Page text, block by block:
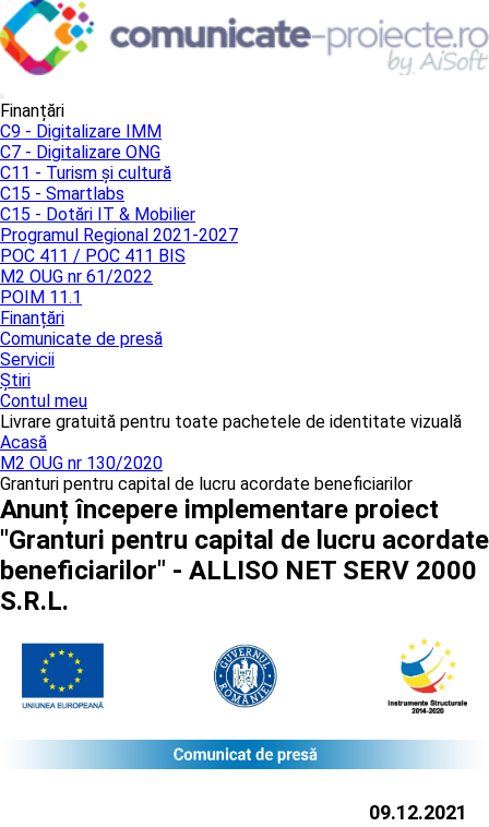
Finanțări
C9 - Digitalizare IMM
C7 - Digitalizare ONG
C11 - Turism și cultură
C15 - Smartlabs
C15 - Dotări IT & Mobilier
Programul Regional 2021-2027
POC 411 / POC 411 BIS
M2 OUG nr 61/2022
POIM 11.1
Finanțări
Comunicate de presă
Servicii
Știri
Contul meu
Livrare gratuită pentru toate pachetele de identitate vizuală
Acasă
M2 OUG nr 130/2020
Granturi pentru capital de lucru acordate beneficiarilor
Anunț începere implementare proiect
"Granturi pentru capital de lucru acordate
beneficiarilor" - ALLISO NET SERV 2000
S.R.L.
09.12.2021